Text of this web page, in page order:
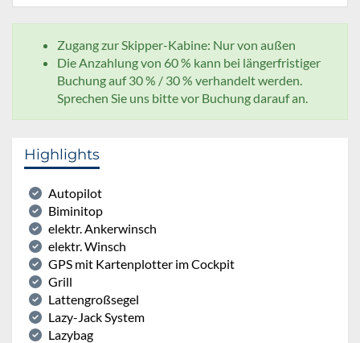
Zugang zur Skipper-Kabine: Nur von außen
Die Anzahlung von 60 % kann bei längerfristiger
Buchung auf 30 % / 30 % verhandelt werden.
Sprechen Sie uns bitte vor Buchung darauf an.
Highlights
Autopilot
Biminitop
elektr. Ankerwinsch
elektr. Winsch
GPS mit Kartenplotter im Cockpit
Grill
Lattengroßsegel
Lazy-Jack System
Lazybag